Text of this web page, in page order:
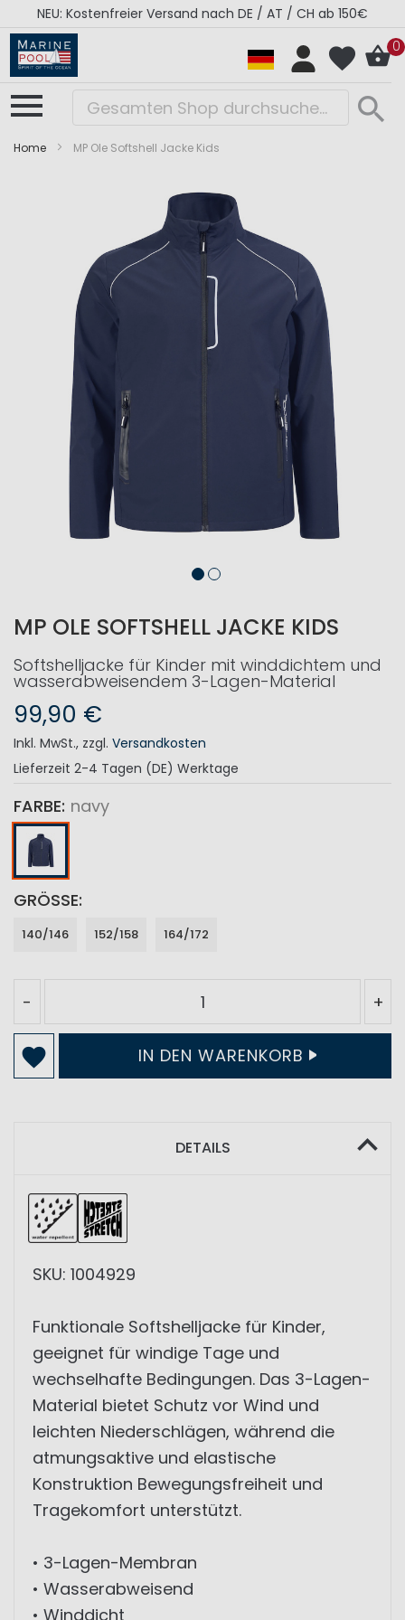
NEU: Kostenfreier Versand nach DE / AT / CH ab 150€
0
Home MP Ole Softshell Jacke Kids
Bildergalerie
springen
Bildergalerie
springen
MP OLE SOFTSHELL JACKE KIDS
Softshelljacke für Kinder mit winddichtem und
wasserabweisendem 3-Lagen-Material
99,90 €
Inkl. MwSt., zzgl. Versandkosten
Lieferzeit 2-4 Tagen (DE) Werktage
FARBE navy
GRÖSSE
140/146 152/158 164/172
- +
IN DEN WARENKORB
DETAILS
SKU: 1004929
Funktionale Softshelljacke für Kinder,
geeignet für windige Tage und
wechselhafte Bedingungen. Das 3-Lagen-
Material bietet Schutz vor Wind und
leichten Niederschlägen, während die
atmungsaktive und elastische
Konstruktion Bewegungsfreiheit und
Tragekomfort unterstützt.
• 3-Lagen-Membran
• Wasserabweisend
• Winddicht